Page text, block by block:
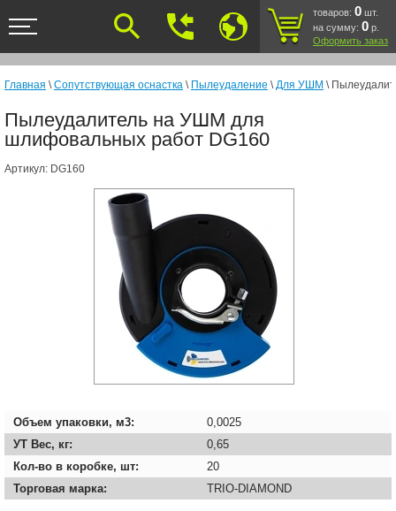
товаров: 0 шт.
на сумму: 0 р.
Оформить заказ
Главная \Сопутствующая оснастка \ Пылеудаление \Для УШМ \
Пылеудалитель на УШМ для
шлифовальных работ DG160
Артикул: DG160
Объем упаковки, м3:
0,0025
УТ Вес, кг:
0,65
Кол-во в коробке, шт:
20
Торговая марка:
TRIO-DIAMOND